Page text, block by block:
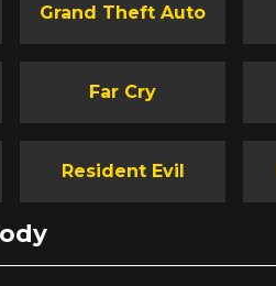
Grand Theft Auto
Far Cry
Resident Evil